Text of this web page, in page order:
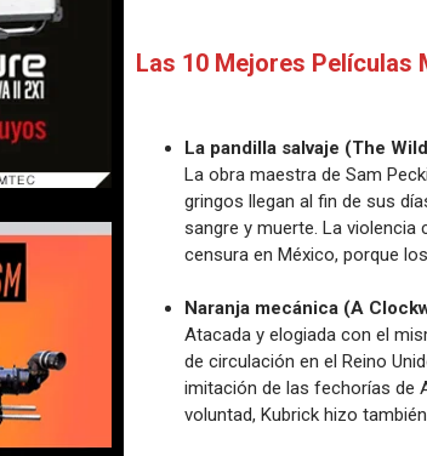
Las 10 Mejores Películas
La pandilla salvaje (The
La obra maestra de Sam
gringos llegan al fin de sus
sangre y muerte. La violencia
censura en México, porque
Naranja mecánica (A
Atacada y elogiada con el
de circulación en el Reino
imitación de las fechorías de
voluntad, Kubrick hizo